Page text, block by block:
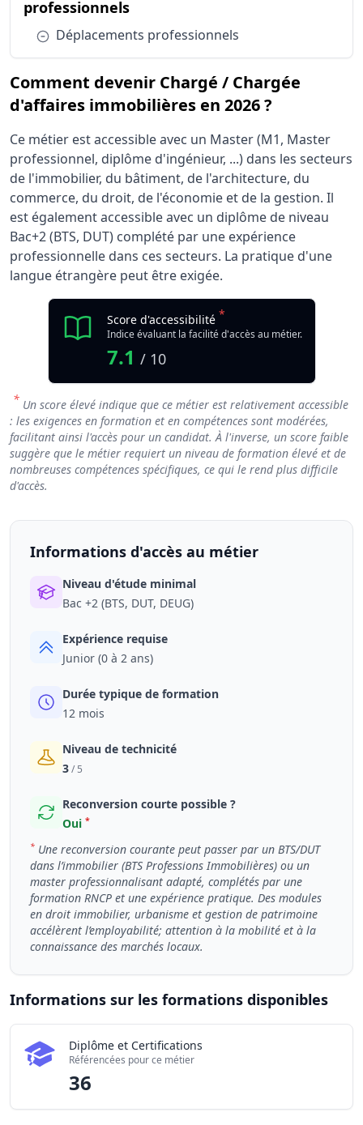
professionnelsdu métier Chargé / Chargée
Condition :
Déplacements professionnels
Comment devenir Chargé / Chargée
d'affaires immobilières en 2026 ?
Ce métier est accessible avec un Master (M1, Master
professionnel, diplôme d'ingénieur, ...) dans les secteurs
de l'immobilier, du bâtiment, de l'architecture, du
commerce, du droit, de l'économie et de la gestion. Il
est également accessible avec un diplôme de niveau
Bac+2 (BTS, DUT) complété par une expérience
professionnelle dans ces secteurs. La pratique d'une
langue étrangère peut être exigée.
Score d'accessibilité *
Indice évaluant la facilité d'accès au métier.
7.1 / 10
* Un score élevé indique que ce métier est relativement accessible
: les exigences en formation et en compétences sont modérées,
facilitant ainsi l'accès pour un candidat. À l'inverse, un score faible
suggère que le métier requiert un niveau de formation élevé et de
nombreuses compétences spécifiques, ce qui le rend plus difficile
d'accès.
Informations d'accès au métier
Niveau d'étude minimal
Bac +2 (BTS, DUT, DEUG)
Expérience requise
Junior (0 à 2 ans)
Durée typique de formation
12 mois
Niveau de technicité
3/ 5
Reconversion courte possible ?
Oui *
* Une reconversion courante peut passer par un BTS/DUT
dans l’immobilier (BTS Professions Immobilières) ou un
master professionnalisant adapté, complétés par une
formation RNCP et une expérience pratique. Des modules
en droit immobilier, urbanisme et gestion de patrimoine
accélèrent l’employabilité; attention à la mobilité et à la
connaissance des marchés locaux.
Informations sur les formations disponibles
Chiffres clés de la formation Chargé / Chargée d'affaires
Certifications disponibles
Diplôme et Certifications
Référencées pour ce métier
36